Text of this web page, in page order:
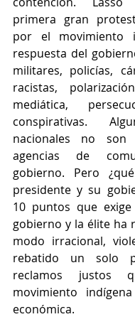
primera gran
por el movimiento
respuesta del
militares, policías,
racistas,
mediática,
conspirativas.
nacionales no
agencias de
gobierno. Pero
presidente y su
10 puntos que exige
gobierno y la élite ha
modo irracional,
rebatido un solo
reclamos justos
movimiento
económica.